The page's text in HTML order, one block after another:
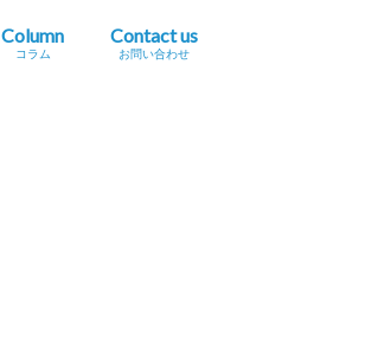
Column
コラム
Contact us
お問い合わせ